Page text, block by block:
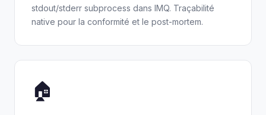
stdout/stderr subprocess dans IMQ. Traçabilité
native pour la conformité et le post-mortem.
🏠